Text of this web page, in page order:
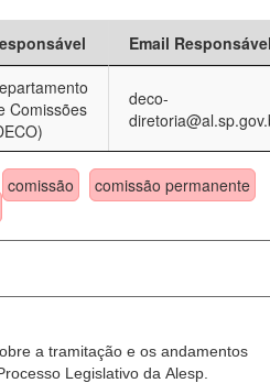
Email
Comissões
deco-
comissão
comissão permanente
a tramitação e os andamentos
Legislativo da Alesp.